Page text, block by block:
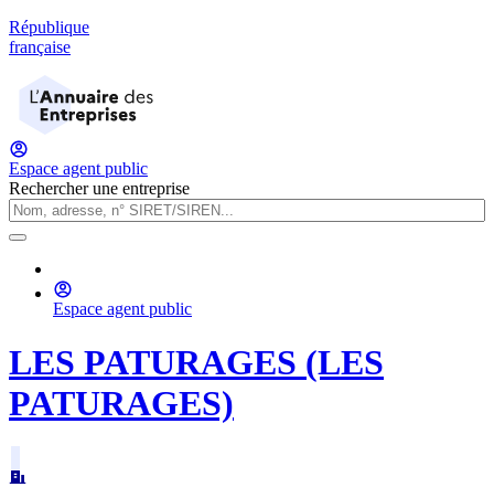
République
française
Espace agent public
Rechercher une entreprise
Espace agent public
LES PATURAGES (LES
PATURAGES)